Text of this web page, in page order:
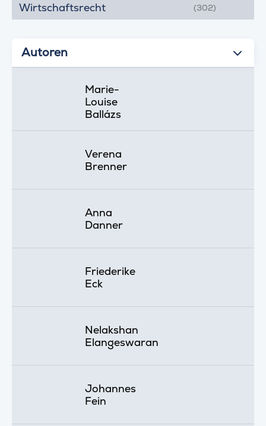
Wirtschaftsrecht (302)
Autoren
Marie-
Louise
Ballázs
Verena
Brenner
Anna
Danner
Friederike
Eck
Nelakshan
Elangeswaran
Johannes
Fein